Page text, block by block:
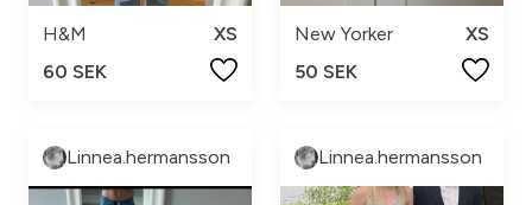
H&M
XS
60 SEK
New Yorker
XS
50 SEK
Linnea.hermansson Linnea.hermansson